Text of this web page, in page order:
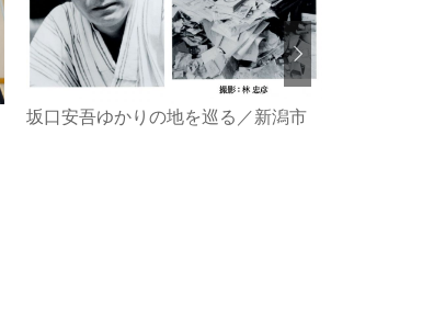
坂口安吾ゆかりの地を巡る／新潟市